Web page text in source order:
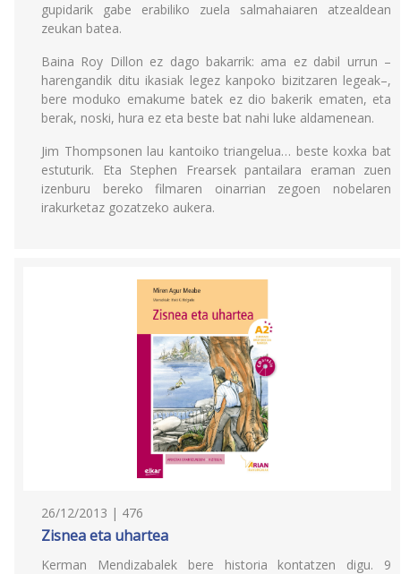
gupidarik gabe erabiliko zuela salmahaiaren atzealdean
zeukan batea.
Baina Roy Dillon ez dago bakarrik: ama ez dabil urrun –
harengandik ditu ikasiak legez kanpoko bizitzaren legeak–,
bere moduko emakume batek ez dio bakerik ematen, eta
berak, noski, hura ez eta beste bat nahi luke aldamenean.
Jim Thompsonen lau kantoiko triangelua… beste koxka bat
estuturik. Eta Stephen Frearsek pantailara eraman zuen
izenburu bereko filmaren oinarrian zegoen nobelaren
irakurketaz gozatzeko aukera.
26/12/2013 | 476
Zisnea eta uhartea
Kerman Mendizabalek bere historia kontatzen digu. 9